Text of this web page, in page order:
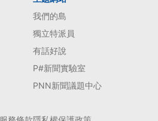
我們的島
獨立特派員
有話好說
P#新聞實驗室
PNN新聞議題中心